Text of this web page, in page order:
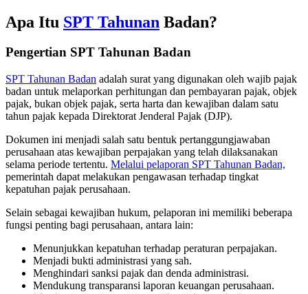
Apa Itu SPT Tahunan Badan?
Pengertian SPT Tahunan Badan
SPT Tahunan Badan adalah surat yang digunakan oleh wajib pajak
badan untuk melaporkan perhitungan dan pembayaran pajak, objek
pajak, bukan objek pajak, serta harta dan kewajiban dalam satu
tahun pajak kepada Direktorat Jenderal Pajak (DJP).
Dokumen ini menjadi salah satu bentuk pertanggungjawaban
perusahaan atas kewajiban perpajakan yang telah dilaksanakan
selama periode tertentu. Melalui pelaporan SPT Tahunan Badan,
pemerintah dapat melakukan pengawasan terhadap tingkat
kepatuhan pajak perusahaan.
Selain sebagai kewajiban hukum, pelaporan ini memiliki beberapa
fungsi penting bagi perusahaan, antara lain:
Menunjukkan kepatuhan terhadap peraturan perpajakan.
Menjadi bukti administrasi yang sah.
Menghindari sanksi pajak dan denda administrasi.
Mendukung transparansi laporan keuangan perusahaan.